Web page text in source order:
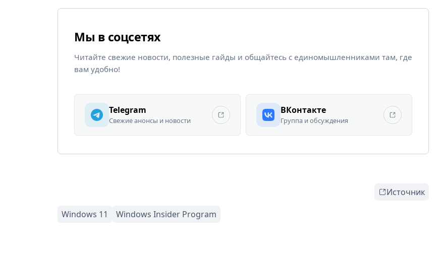
Мы в соцсетях
Читайте свежие новости, полезные гайды и общайтесь с единомышленниками там, где
вам удобно!
Telegram
Свежие анонсы и новости
ВКонтакте
Группа и обсуждения
Источник